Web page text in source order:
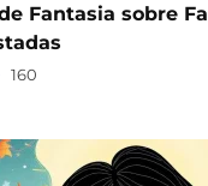
Fantasia sobre
160